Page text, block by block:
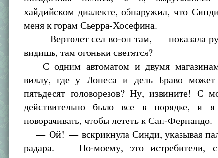
хайдийском диалекте, обнаружил, что
меня к горам Сьерра-Хосефина.
— Вертолет сел во-он там, — показала
видишь, там огоньки светятся?
С одним автоматом и двумя
виллу, где у Лопеса и дель Браво может
пятьдесят головорезов? Ну, извините! С
действительно было все в порядке, и
поворачивать, чтобы лететь к Сан-Фернандо.
— Ой! — вскрикнула Синди, указывая
радара. — По-моему, это истребители,